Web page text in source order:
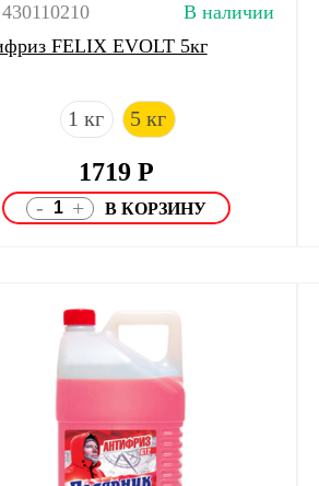
В наличии
FELIX EVOLT 5кг
1 кг 5 кг
1719Р
- +